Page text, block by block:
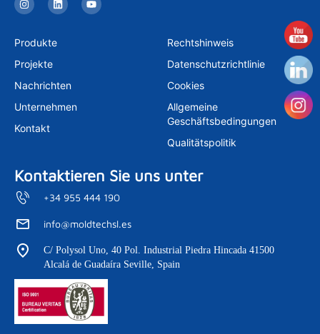
n
s
a
g
a
i
n
d
o
u
Produkte
Projekte
Nachrichten
Unternehmen
Kontakt
Rechtshinweis
Datenschutzrichtlinie
Cookies
Allgemeine
Geschäftsbedingungen
Qualitätspolitik
Kontaktieren Sie uns unter
+34 955 444 190
info@moldtechsl.es
C/ Polysol Uno, 40 Pol. Industrial Piedra Hincada 41500
Alcalá de Guadaíra Seville, Spain